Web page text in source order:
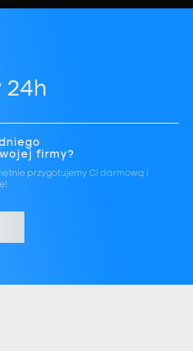
24h
firmy?
przygotujemy Ci darmową i